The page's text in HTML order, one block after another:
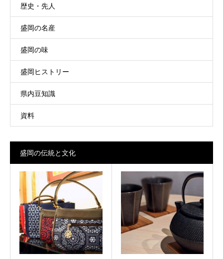
歴史・先人
盛岡の名産
盛岡の味
盛岡ヒストリー
県内豆知識
資料
盛岡の伝統と文化